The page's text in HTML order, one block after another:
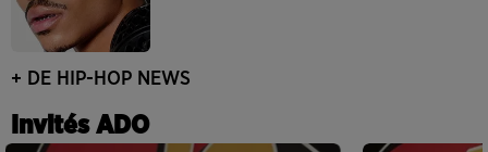
+ DE HIP-HOP NEWS
Invités ADO